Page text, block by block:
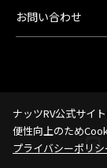
お問い合わせ
ナッツRV公式サイ
便性向上のため
プライバシーポリシ